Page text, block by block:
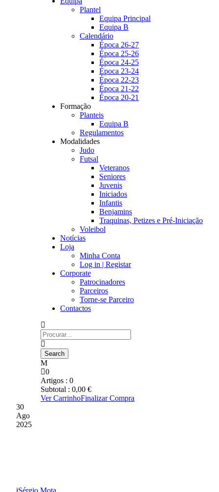
Plantel
Equipa Principal
Equipa B
Calendário
Época 26-27
Época 25-26
Época 24-25
Época 23-24
Época 22-23
Época 21-22
Época 20-21
Formação
Planteis
Equipa B
Regulamentos
Modalidades
Judo
Futsal
Veteranos
Seniores
Juvenis
Iniciados
Infantis
Benjamins
Traquinas, Petizes e Pré-Iniciação
Voleibol
Notícias
Loja
Minha Conta
Log in | Registar
Corporate
Patrocinadores
Parceiros
Torne-se Parceiro
Contactos
0
Artigos : 0
Subtotal : 0,00 €
Ver CarrinhoFinalizar Compra
30
Ago
2025
Sérgio Mota